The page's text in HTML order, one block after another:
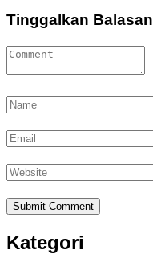
Tinggalkan Balasan
Kategori